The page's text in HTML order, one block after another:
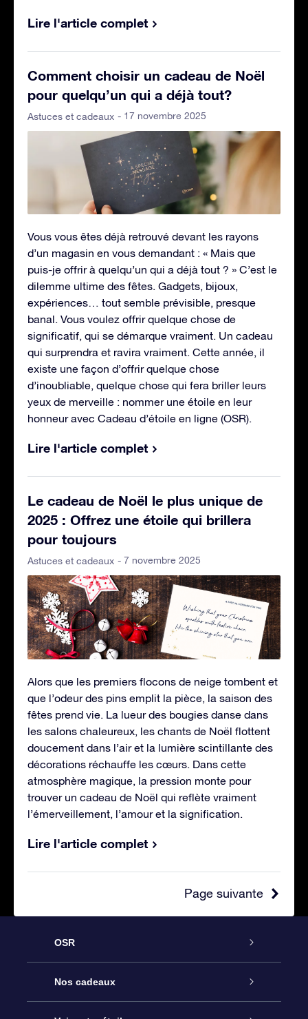
Lire l'article complet
Comment choisir un cadeau de Noël
pour quelqu’un qui a déjà tout?
Astuces et cadeaux - 17 novembre 2025
Vous vous êtes déjà retrouvé devant les rayons
d’un magasin en vous demandant : « Mais que
puis-je offrir à quelqu’un qui a déjà tout ? » C’est le
dilemme ultime des fêtes. Gadgets, bijoux,
expériences… tout semble prévisible, presque
banal. Vous voulez offrir quelque chose de
significatif, qui se démarque vraiment. Un cadeau
qui surprendra et ravira vraiment. Cette année, il
existe une façon d’offrir quelque chose
d’inoubliable, quelque chose qui fera briller leurs
yeux de merveille : nommer une étoile en leur
honneur avec Cadeau d’étoile en ligne (OSR).
Lire l'article complet
Le cadeau de Noël le plus unique de
2025 : Offrez une étoile qui brillera
pour toujours
Astuces et cadeaux - 7 novembre 2025
Alors que les premiers flocons de neige tombent et
que l’odeur des pins emplit la pièce, la saison des
fêtes prend vie. La lueur des bougies danse dans
les salons chaleureux, les chants de Noël flottent
doucement dans l’air et la lumière scintillante des
décorations réchauffe les cœurs. Dans cette
atmosphère magique, la pression monte pour
trouver un cadeau de Noël qui reflète vraiment
l’émerveillement, l’amour et la signification.
Lire l'article complet
Page suivante
OSR
Service
Nos cadeaux